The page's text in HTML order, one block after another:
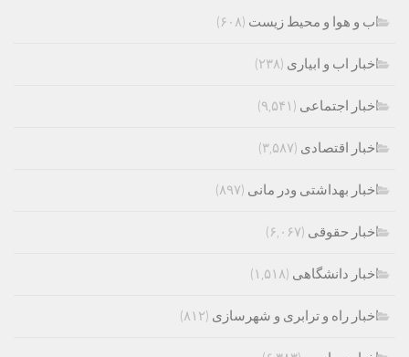
اب و هوا و محیط زیست (۶۰۸)
اخبار اب و ابیاری (۲۳۸)
اخبار اجتماعی (۹,۵۴۱)
اخبار اقتصادی (۳,۵۸۷)
اخبار بهداشتی ودر مانی (۸۹۷)
اخبار حقوقی (۶,۰۶۷)
اخبار دانشگاهی (۱,۵۱۸)
اخبار راه و ترابری و شهرسازی (۸۱۲)